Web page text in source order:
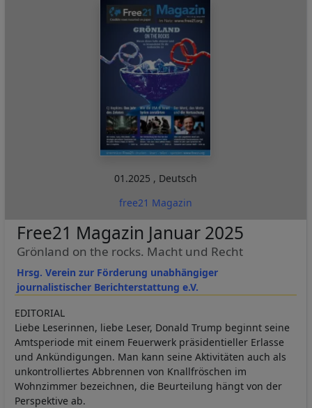
01.2025 , Deutsch
free21 Magazin
Hrsg. Verein zur Förderung unabhängiger
journalistischer Berichterstattung e.V.
Free21 Magazin Januar 2025
Grönland on the rocks. Macht und Recht
EDITORIAL
Liebe Leserinnen, liebe Leser, Donald Trump beginnt seine
Amtsperiode mit einem Feuerwerk präsidentieller Erlasse
und Ankündigungen. Man kann seine Aktivitäten auch als
unkontrolliertes Abbrennen von Knallfröschen im
Wohnzimmer bezeichnen, die Beurteilung hängt von der
Perspektive ab.